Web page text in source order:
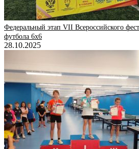
Федеральный этап VII Всероссийского
футбола 6х6
28.10.2025